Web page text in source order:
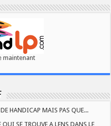
maintenant
HANDICAP MAIS PAS QUE...
SE TROUVE A LENS DANS LE